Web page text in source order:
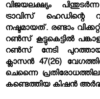
വിജയലക്ഷ്യം
ട്രാവിസ്
നഷ്ടമായത്. രണ്ടാം
റണ്‍സ് കൂട്ടുകെട്ടില്‍
റണ്‍സ് നേടി
ക്ലാസന്‍ 47(26)
ചെന്നൈ
കണ്ടെത്തിയ കിഷന്‍ അര്‍ദ്ധ